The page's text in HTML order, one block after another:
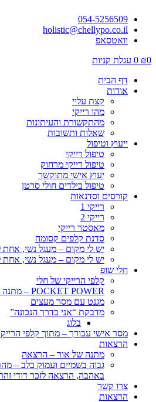
054-5256509
holistic@chellypo.co.il
וואטסאפ
₪0
0 עגלת קניות
דף הבית
אודות
קצת עליי
מהו רייקי
מהתקשורת והעיתונות
שאלות ותשובות
ייעוץ וטיפול
טיפול רייקי
טיפול רייקי מרחוק
יעוץ אישי מתוקשר
טיפול בילדים חולי סרטן
קורסים וסדנאות
רייקי 1
רייקי 2
מאסטר רייקי
סדנת קלפים קסומה
יש לי מקום – מעגל נשי,
יש לי מקום – מעגל נשי,
חלי שופ
קלפי הרייקי של חלי
POCKET POWER – מתנה קטנה גדולה
מגנט עם מסר מעצים
מדבקת “אני בדרך הנכונה”
בלוג
מסר אישי עבורך – מתוך קלפי
הרצאות
מתנה של אור – הרצאה
גבוה בשמיים ועמוק בלב –
באהבה, הרצאה לזכר דודי
צרו קשר
הרצאות